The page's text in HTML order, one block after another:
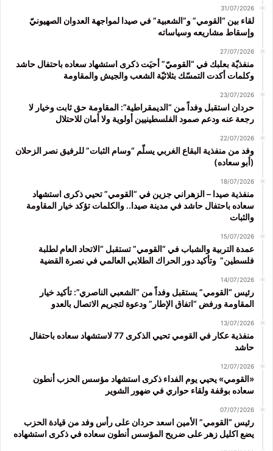
31/07/2026
لقاء بين “القومي” و”الشعبية” في صيدا لمواجهة العدوان الصهيونيّ
وإسقاط مشاريعه وسياساته
27/07/2026
منفذيّة بعلبك في “القوميّ” أحيَت ذكرى استشهاد سعاده باحتفال حاشد
وكلمات أكدت التمسّك بثلاثيّة الشعب والجيش والمقاومة
23/07/2026
حردان استقبل وفداً من “الديمقراطية”: المقاومة حق ثابت وخيار لا
رجعة عنه ودعم صمود الفلسطينيين أولوية ولا أمان للاحتلال
22/07/2026
وفد من منفذية البقاع الغربي يسلّم “وسام الثبات” للرفيق نصر الزحلان
(أبو سعاده)
18/07/2026
منفذية صيدا – الزهراني جزين في “القومي” تحيي ذكرى استشهاد
سعاده باحتفال حاشد في مدينة صيدا.. والكلمات تؤكد خيار المقاومة
والثبات
15/07/2026
عمدة التربية والشباب في “القومي” تستقبل “الاتحاد العام لطلبة
فلسطين” وتأكيد دور الحراك الطلابي العالمي في نصرة القضية
14/07/2026
رئيس “القومي” يستقبل وفداً من “الشعبي الناصري”: تأكيد خيار
المقاومة ورفض “اتفاق الإطار” ودعوة لتجريم الاتصال بالعدو
13/07/2026
منفذية عكار في القومي تحيي الذكرى 77 لاستشهاد سعاده باحتفال
حاشد
12/07/2026
«القومي» يحيي يوم الفداء ذكرى استشهاد مؤسس الحزب أنطون
سعاده بوقفة ولقاء حواري في ضهور الشوير
07/07/2026
رئيس “القومي” الأمين اسعد حردان على رأس وفد من قيادة الحزب
يضع اكليل زهر على ضريح المؤسس أنطون سعاده في ذكرى استشهاده